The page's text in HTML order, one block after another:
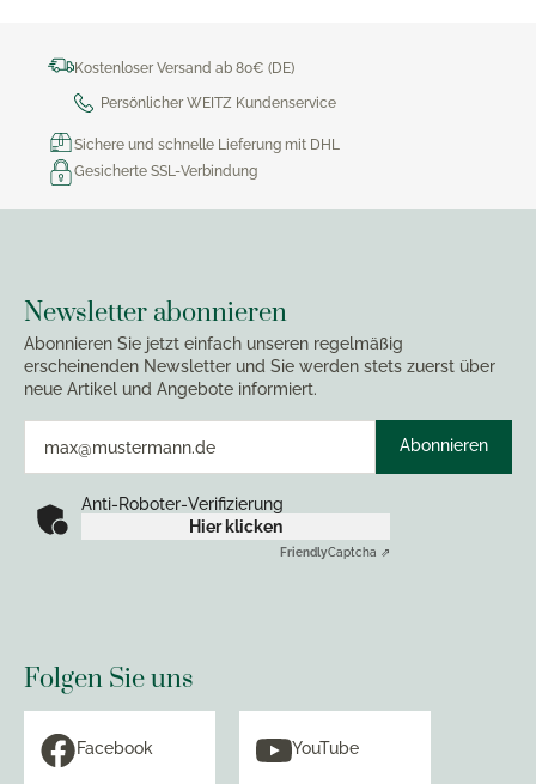
Kostenloser Versand ab 80€ (DE)
Persönlicher WEITZ Kundenservice
Sichere und schnelle Lieferung mit DHL
Gesicherte SSL-Verbindung
Newsletter abonnieren
Abonnieren Sie jetzt einfach unseren regelmäßig
erscheinenden Newsletter und Sie werden stets zuerst über
neue Artikel und Angebote informiert.
Abonnieren
Anti-Roboter-Verifizierung
Hier klicken
FriendlyCaptcha ⇗
Folgen Sie uns
Facebook YouTube